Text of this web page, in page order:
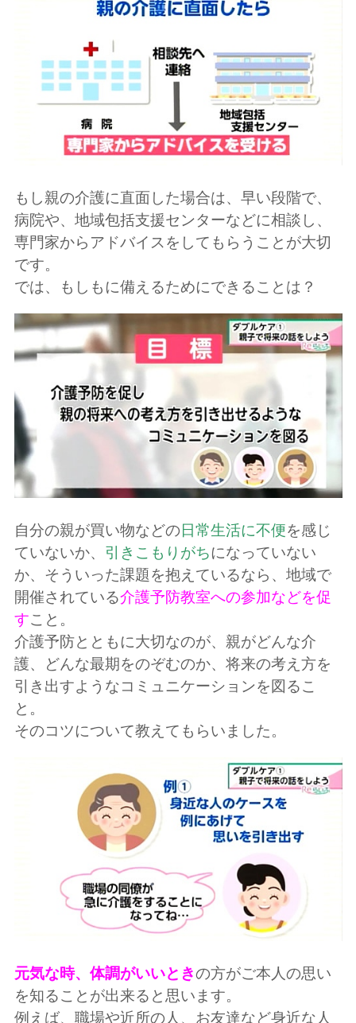
もし親の介護に直面した場合は、早い段階で、
病院や、地域包括支援センターなどに相談し、
専門家からアドバイスをしてもらうことが大切
です。
では、もしもに備えるためにできることは？
自分の親が買い物などの日常生活に不便を感じ
ていないか、 引きこもりがちになっていない
か、そういった課題を抱えているなら、地域で
開催されている介護予防教室への参加などを促
すこと。
介護予防とともに大切なのが、親がどんな介
護、どんな最期をのぞむのか、将来の考え方を
引き出すようなコミュニケーションを図るこ
と。
そのコツについて教えてもらいました。
元気な時、体調がいいときの方がご本人の思い
を知ることが出来ると思います。
例えば、職場や近所の人、お友達など身近な人